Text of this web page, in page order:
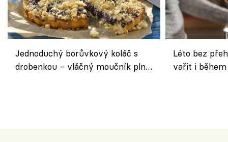
Jednoduchý borůvkový koláč s
drobenkou – vláčný moučník plný
Léto bez
vařit i